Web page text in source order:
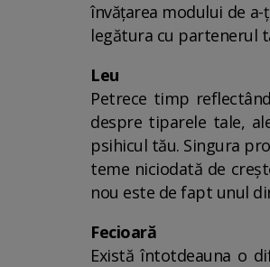
învățarea modului de
legătura cu partenerul
Leu
Petrece timp
despre tiparele tale,
psihicul tău. Singura
teme niciodată de
nou este de fapt unul
Fecioară
Există întotdeauna o